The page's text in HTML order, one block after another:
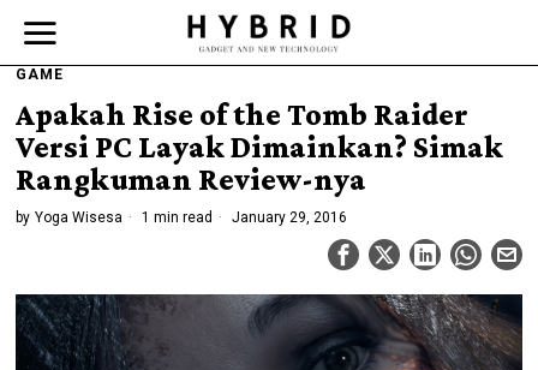
GAME
Apakah Rise of the Tomb Raider
Versi PC Layak Dimainkan? Simak
Rangkuman Review-nya
by Yoga Wisesa 1 min read January 29, 2016